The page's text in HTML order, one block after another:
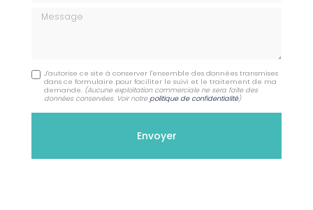
Message
J'autorise ce site à conserver l'ensemble des données transmises
dans ce formulaire pour faciliter le suivi et le traitement de ma
demande. (Aucune exploitation commerciale ne sera faite des
données conservées. Voir notrepolitique de confidentialité)